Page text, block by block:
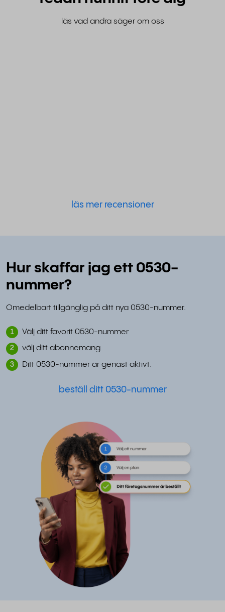
läs vad andra säger om oss
läs mer recensioner
Hur skaffar jag ett 0530-
nummer?
Omedelbart tillgänglig på ditt nya 0530-nummer.
1 Välj ditt favorit 0530-nummer
2 välj ditt abonnemang
3 Ditt 0530-nummer är genast aktivt.
beställ ditt 0530-nummer